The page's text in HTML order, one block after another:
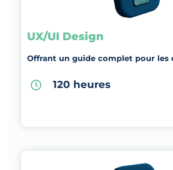
UX/UI Design
Offrant un guide complet pour les
120 heures